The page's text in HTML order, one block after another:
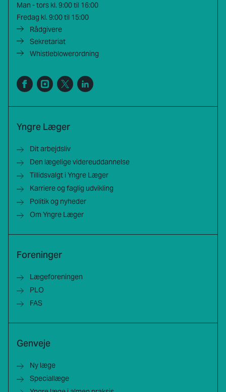
Man - tors kl. 9:00 til 16:00
Fredag kl. 9:00 til 15:00
Rådgivere
Sekretariat
Whistleblowerordning
Yngre Læger
Dit arbejdsliv
Den lægelige videreuddannelse
Tillidsvalgt i Yngre Læger
Karriere og faglig udvikling
Politik og nyheder
Om Yngre Læger
Foreninger
Lægeforeningen
PLO
FAS
Genveje
Ny læge
Speciallæge